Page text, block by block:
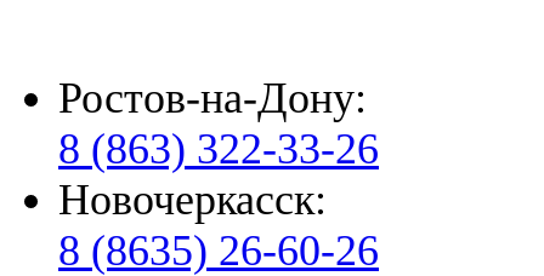
Ростов-на-Дону:
8 (863) 322-33-26
Новочеркасск:
8 (8635) 26-60-26